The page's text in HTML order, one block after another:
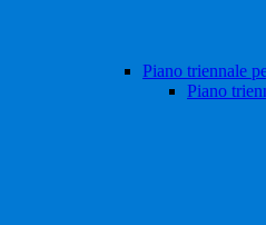
Piano triennale
Piano